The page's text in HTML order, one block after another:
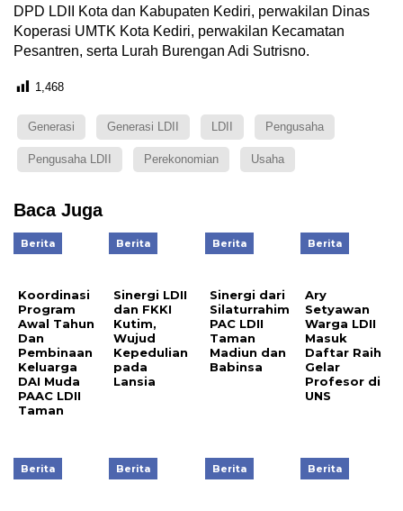
DPD LDII Kota dan Kabupaten Kediri, perwakilan Dinas
Koperasi UMTK Kota Kediri, perwakilan Kecamatan
Pesantren, serta Lurah Burengan Adi Sutrisno.
1,468
Generasi Generasi LDII LDII Pengusaha
Pengusaha LDII Perekonomian Usaha
Baca Juga
Berita
Koordinasi
Program
Awal Tahun
Dan
Pembinaan
Keluarga
DAI Muda
PAAC LDII
Taman
Berita
Sinergi LDII
dan FKKI
Kutim,
Wujud
Kepedulian
pada
Lansia
Berita
Sinergi dari
Silaturrahim
PAC LDII
Taman
Madiun dan
Babinsa
Berita
Ary
Setyawan
Warga LDII
Masuk
Daftar Raih
Gelar
Profesor di
UNS
Berita Berita Berita Berita